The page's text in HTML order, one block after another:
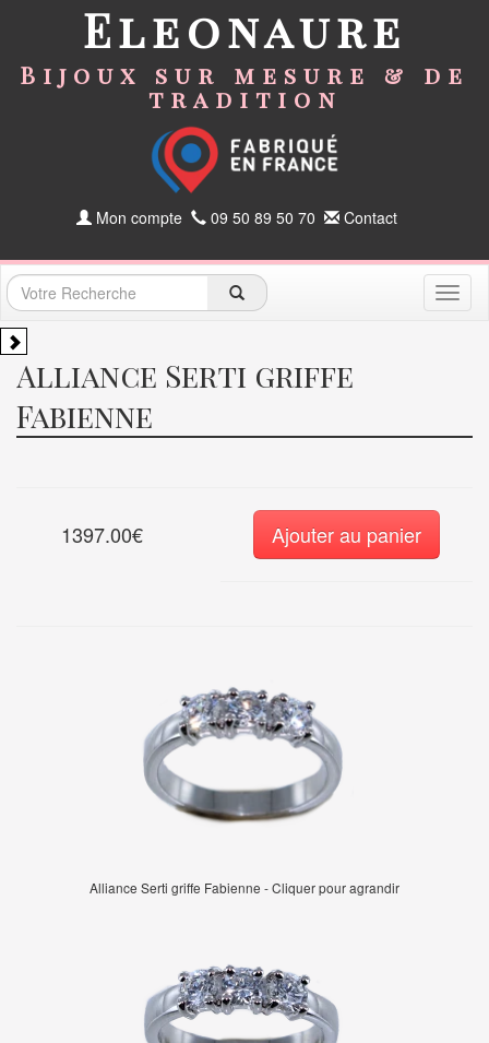
Eleonaure
Bijoux sur mesure & de
tradition
Mon compte 09 50 89 50 70 Contact
Alliance Serti griffe
Fabienne
1397.00€ Ajouter au panier
Alliance Serti griffe Fabienne - Cliquer pour agrandir